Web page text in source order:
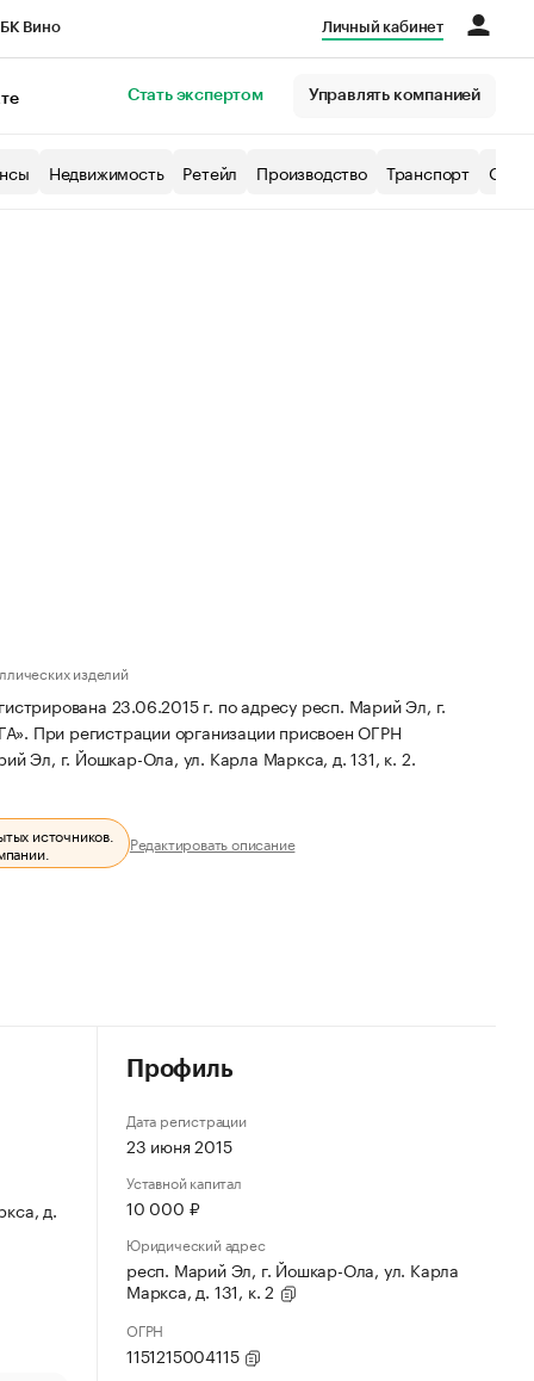
Вино Личный кабинет
Стать экспертом Управлять компанией
Недвижимость Ретейл Производство Транспорт
изделий
23.06.2015 г. по адресу респ. Марий Эл, г.
При регистрации организации присвоен ОГРН
Эл, г. Йошкар-Ола, ул. Карла Маркса, д. 131, к. 2.
источников. Редактировать описание
д.
Профиль
Дата регистрации
23 июня 2015
Уставной капитал
10 000 ₽
Юридический адрес
респ. Марий Эл, г. Йошкар-Ола, ул. Карла
Маркса, д. 131, к. 2
ОГРН
1151215004115